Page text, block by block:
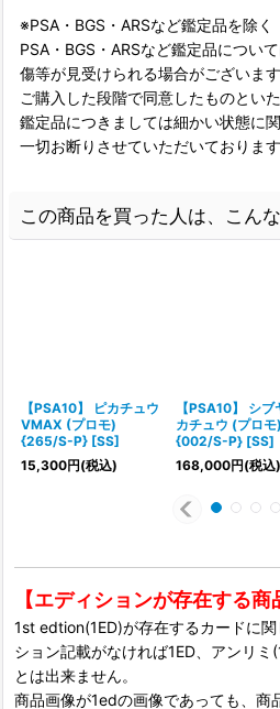
※PSA・BGS・ARSなど鑑定品を除く
PSA・BGS・ARSなど鑑定品につい
傷等が見受けられる場合がございます
ご購入した段階で同意したものといた
鑑定品につきましては細かい状態に
一切お断りさせていただいております
この商品を買った人は、こん
【PSA10】 ピカチュウ
VMAX (プロモ)
{265/S-P} [SS]
15,300円(税込)
【PSA10】 シブ
カチュウ (プロモ)
{002/S-P} [SS]
168,000円(税込)
【エディションが存在する商
1st edtion(1ED)が存在するカードに
ション記載がなければ1ED、アンリミ
とは出来ません。
商品画像が1edの画像であっても、商